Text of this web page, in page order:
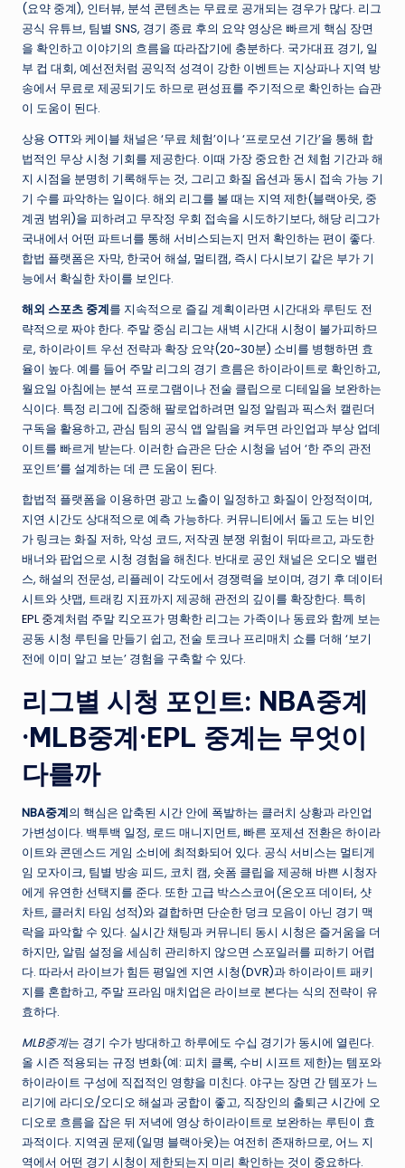
(요약 중계), 인터뷰, 분석 콘텐츠는 무료로 공개되는 경우가 많다. 리그
공식 유튜브, 팀별 SNS, 경기 종료 후의 요약 영상은 빠르게 핵심 장면
을 확인하고 이야기의 흐름을 따라잡기에 충분하다. 국가대표 경기, 일
부 컵 대회, 예선전처럼 공익적 성격이 강한 이벤트는 지상파나 지역 방
송에서 무료로 제공되기도 하므로 편성표를 주기적으로 확인하는 습관
이 도움이 된다.
상용 OTT와 케이블 채널은 ‘무료 체험’이나 ‘프로모션 기간’을 통해 합
법적인 무상 시청 기회를 제공한다. 이때 가장 중요한 건 체험 기간과 해
지 시점을 분명히 기록해두는 것, 그리고 화질 옵션과 동시 접속 가능 기
기 수를 파악하는 일이다. 해외 리그를 볼 때는 지역 제한(블랙아웃, 중
계권 범위)을 피하려고 무작정 우회 접속을 시도하기보다, 해당 리그가
국내에서 어떤 파트너를 통해 서비스되는지 먼저 확인하는 편이 좋다.
합법 플랫폼은 자막, 한국어 해설, 멀티캠, 즉시 다시보기 같은 부가 기
능에서 확실한 차이를 보인다.
해외 스포츠 중계를 지속적으로 즐길 계획이라면 시간대와 루틴도 전
략적으로 짜야 한다. 주말 중심 리그는 새벽 시간대 시청이 불가피하므
로, 하이라이트 우선 전략과 확장 요약(20~30분) 소비를 병행하면 효
율이 높다. 예를 들어 주말 리그의 경기 흐름은 하이라이트로 확인하고,
월요일 아침에는 분석 프로그램이나 전술 클립으로 디테일을 보완하는
식이다. 특정 리그에 집중해 팔로업하려면 일정 알림과 픽스처 캘린더
구독을 활용하고, 관심 팀의 공식 앱 알림을 켜두면 라인업과 부상 업데
이트를 빠르게 받는다. 이러한 습관은 단순 시청을 넘어 ‘한 주의 관전
포인트’를 설계하는 데 큰 도움이 된다.
합법적 플랫폼을 이용하면 광고 노출이 일정하고 화질이 안정적이며,
지연 시간도 상대적으로 예측 가능하다. 커뮤니티에서 돌고 도는 비인
가 링크는 화질 저하, 악성 코드, 저작권 분쟁 위험이 뒤따르고, 과도한
배너와 팝업으로 시청 경험을 해친다. 반대로 공인 채널은 오디오 밸런
스, 해설의 전문성, 리플레이 각도에서 경쟁력을 보이며, 경기 후 데이터
시트와 샷맵, 트래킹 지표까지 제공해 관전의 깊이를 확장한다. 특히
EPL 중계처럼 주말 킥오프가 명확한 리그는 가족이나 동료와 함께 보는
공동 시청 루틴을 만들기 쉽고, 전술 토크나 프리매치 쇼를 더해 ‘보기
전에 이미 알고 보는’ 경험을 구축할 수 있다.
리그별 시청 포인트: NBA중계
·MLB중계·EPL 중계는 무엇이
다를까
NBA중계의 핵심은 압축된 시간 안에 폭발하는 클러치 상황과 라인업
가변성이다. 백투백 일정, 로드 매니지먼트, 빠른 포제션 전환은 하이라
이트와 콘덴스드 게임 소비에 최적화되어 있다. 공식 서비스는 멀티게
임 모자이크, 팀별 방송 피드, 코치 캠, 숏폼 클립을 제공해 바쁜 시청자
에게 유연한 선택지를 준다. 또한 고급 박스스코어(온오프 데이터, 샷
차트, 클러치 타임 성적)와 결합하면 단순한 덩크 모음이 아닌 경기 맥
락을 파악할 수 있다. 실시간 채팅과 커뮤니티 동시 시청은 즐거움을 더
하지만, 알림 설정을 세심히 관리하지 않으면 스포일러를 피하기 어렵
다. 따라서 라이브가 힘든 평일엔 지연 시청(DVR)과 하이라이트 패키
지를 혼합하고, 주말 프라임 매치업은 라이브로 본다는 식의 전략이 유
효하다.
MLB중계는 경기 수가 방대하고 하루에도 수십 경기가 동시에 열린다.
올 시즌 적용되는 규정 변화(예: 피치 클록, 수비 시프트 제한)는 템포와
하이라이트 구성에 직접적인 영향을 미친다. 야구는 장면 간 템포가 느
리기에 라디오/오디오 해설과 궁합이 좋고, 직장인의 출퇴근 시간에 오
디오로 흐름을 잡은 뒤 저녁에 영상 하이라이트로 보완하는 루틴이 효
과적이다. 지역권 문제(일명 블랙아웃)는 여전히 존재하므로, 어느 지
역에서 어떤 경기 시청이 제한되는지 미리 확인하는 것이 중요하다.